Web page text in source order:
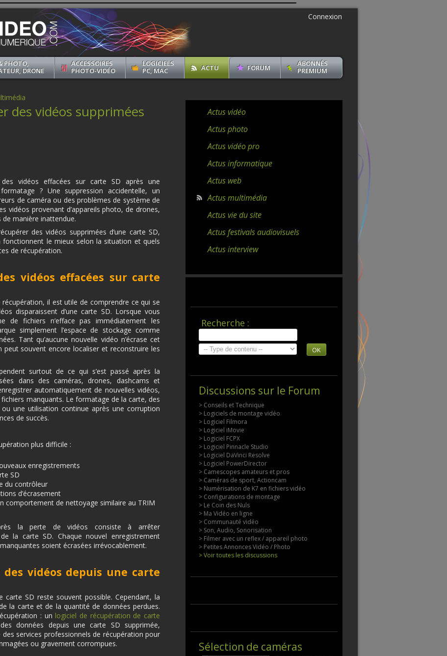
Connexion
PHOTO,
DRONE
ACCESSOIRES
PHOTO-VIDÉO
LOGICIELS
PC, MAC
ACTU FORUM
ABONNÉS
PREMIUM
des vidéos supprimées
vidéos effacées sur carte SD après une
? Une suppression accidentelle, un
de caméra ou des problèmes de système de
vidéos provenant d’appareils photo, de drones,
de manière inattendue.
des vidéos supprimées d’une carte SD,
le mieux selon la situation et quels
de récupération.
vidéos effacées sur carte
il est utile de comprendre ce qui se
disparaissent d’une carte SD. Lorsque vous
de fichiers n’efface pas immédiatement les
simplement l’espace de stockage comme
Tant qu’aucune nouvelle vidéo n’écrase cet
peut souvent encore localiser et reconstruire les
surtout de ce qui s’est passé après la
dans des caméras, drones, dashcams et
automatiquement de nouvelles vidéos,
manquants. Le formatage de la carte, des
une utilisation continue après une corruption
de succès.
plus difficile :
enregistrements
SD
du contrôleur
d’écrasement
comportement de nettoyage similaire au TRIM
la perte de vidéos consiste à arrêter
la carte SD. Chaque nouvel enregistrement
soient écrasées irrévocablement.
vidéos depuis une carte
carte SD reste souvent possible. Cependant, la
la carte et de la quantité de données perdues.
: un logiciel de récupération de carte
données depuis une carte SD supprimée,
services professionnels de récupération pour
ou gravement corrompues.
Actus vidéo
Actus photo
Actus vidéo pro
Actus informatique
Actus web
Actus multimédia
Actus vie du site
Actus festivals audiovisuels
Actus interview
Recherche :
OK
Discussions sur le Forum
> Conseils et Technique
> Logiciels de montage vidéo
> Logiciel Filmora
> Logiciel iMovie
> Logiciel FCPX
> Logiciel Pinnacle Studio
> Logiciel DaVinci Resolve
> Logiciel PowerDirector
> Camescopes amateurs et pros
> Caméras de sport, Actioncam
> Numérisation de K7 en fichiers vidéo
> Configurations de montage
> Le Coin des Nuls
> Ma Vidéo en ligne
> Communauté vidéo
> Son, Audio, Sonorisation
> Filmer avec un reflex / appareil photo
> Petites Annonces Vidéo / Photo
> Voir toutes les discussions
Sélection de caméras